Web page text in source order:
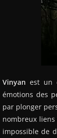
Vinyan est un
émotions des
par plonger
nombreux
impossible de